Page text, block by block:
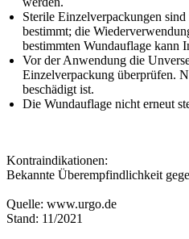
Sterile Einzelverpackungen
bestimmt; die
bestimmten Wundauflage kann
Vor der Anwendung die
Einzelverpackung überprüfen.
beschädigt ist.
Die Wundauflage nicht erneut
Kontraindikationen:
Bekannte Überempfindlichkeit
Quelle: www.urgo.de
Stand: 11/2021